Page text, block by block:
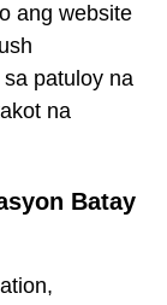
ang website
patuloy na
na
Batay